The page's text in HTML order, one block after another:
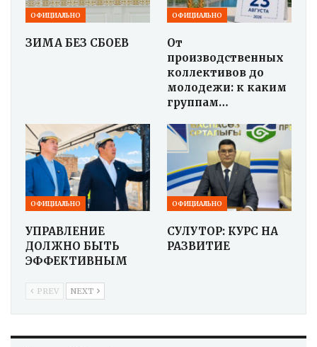
ОФИЦИАЛЬНО
ЗИМА БЕЗ СБОЕВ
ОФИЦИАЛЬНО
От
производственных
коллективов до
молодежи: к каким
группам…
ОФИЦИАЛЬНО
УПРАВЛЕНИЕ
ДОЛЖНО БЫТЬ
ЭФФЕКТИВНЫМ
ОФИЦИАЛЬНО
СУЛУТОР: КУРС НА
РАЗВИТИЕ
PREV NEXT